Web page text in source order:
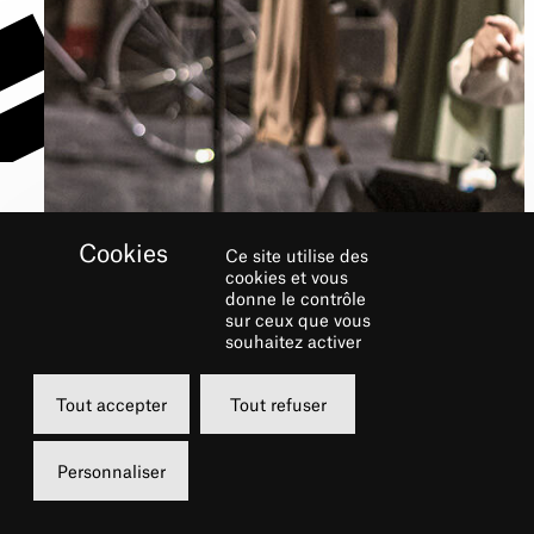
CERCLE CHÂTELET!
Ce site utilise des
cookies et vous
donne le contrôle
sur ceux que vous
souhaitez activer
Tout accepter Tout refuser
Personnaliser